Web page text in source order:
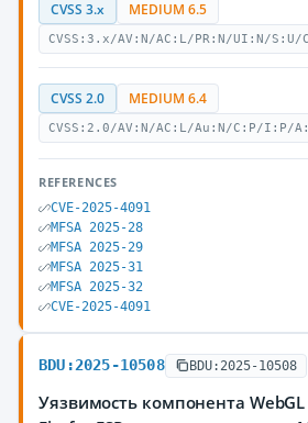
CVSS 3.x MEDIUM 6.5
CVSS:3.x/AV:N/AC:L/PR:N/UI:N/
CVSS 2.0 MEDIUM 6.4
CVSS:2.0/AV:N/AC:L/Au:N/C:P/I:P/
REFERENCES
CVE-2025-4091
MFSA 2025-28
MFSA 2025-29
MFSA 2025-31
MFSA 2025-32
CVE-2025-4091
BDU:2025-10508 BDU:2025-10508
Уязвимость компонента